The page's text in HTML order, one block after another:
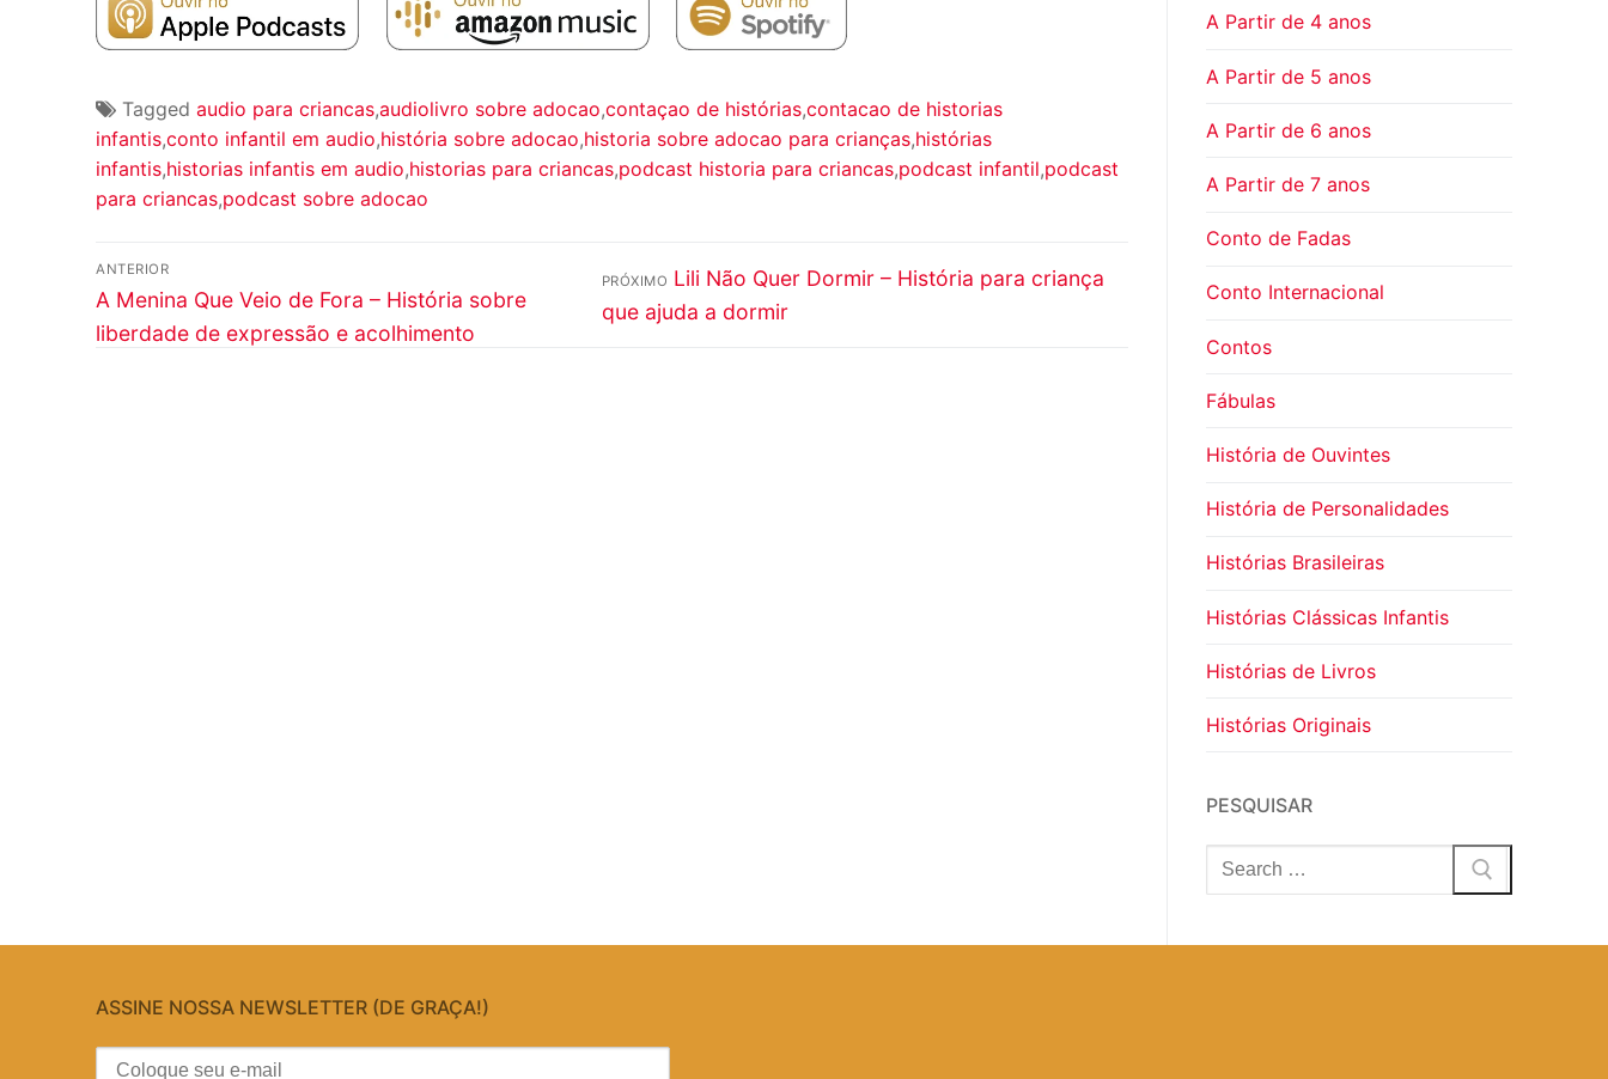
Tagged audio para criancas,audiolivro sobre adocao,contaçao de histórias,contacao de historias
infantis,conto infantil em audio,história sobre adocao,historia sobre adocao para crianças,histórias
infantis,historias infantis em audio,historias para criancas,podcast historia para criancas,podcast infantil,podcast
para criancas,podcast sobre adocao
Navegação
de
ANTERIOR
Post
anterior:
A Menina Que Veio de Fora – História sobre
liberdade de expressão e acolhimento
PRÓXIMO Próximo
post:
Lili Não Quer Dormir – História para criança
que ajuda a dormir
A Partir de 4 anos
A Partir de 5 anos
A Partir de 6 anos
A Partir de 7 anos
Conto de Fadas
Conto Internacional
Contos
Fábulas
História de Ouvintes
História de Personalidades
Histórias Brasileiras
Histórias Clássicas Infantis
Histórias de Livros
Histórias Originais
PESQUISAR
Pesquisar
por:
ASSINE NOSSA NEWSLETTER (DE GRAÇA!)